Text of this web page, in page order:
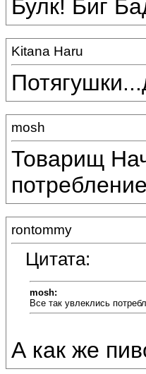
Булк! Биг
Kitana Haru
mosh
Товарищ
rontommy
Цитата:
mosh:
Все так увлеклись
А как же